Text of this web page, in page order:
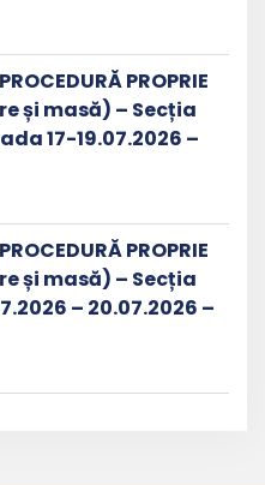
PROPRIE
și masă) – Secția
17-19.07.2026 –
PROPRIE
și masă) – Secția
– 20.07.2026 –